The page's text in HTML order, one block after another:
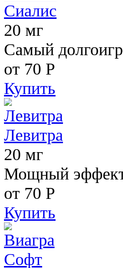
Сиалис
20 мг
Самый
от 70 Р
Купить
Левитра
20 мг
Мощный эффект
от 70 Р
Купить